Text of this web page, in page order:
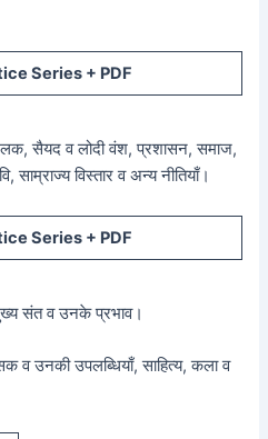
Series + PDF
सैयद व लोदी वंश, प्रशासन, समाज,
साम्राज्य विस्तार व अन्य नीतियाँ।
Series + PDF
संत व उनके प्रभाव।
व उनकी उपलब्धियाँ, साहित्य, कला व